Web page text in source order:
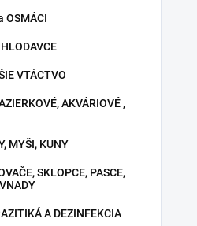
OSMÁCI
VTÁCTVO
AKVÁRIOVÉ ,
MYŠI, KUNY
SKLOPCE, PASCE,
A DEZINFEKCIA